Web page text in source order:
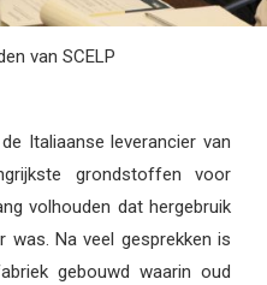
van SCELP
Italiaanse leverancier van
grondstoffen voor
volhouden dat hergebruik
was. Na veel gesprekken is
gebouwd waarin oud